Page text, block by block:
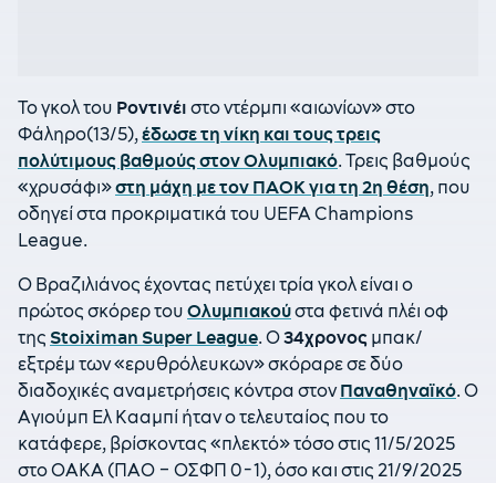
Το γκολ του Ροντινέι στο ντέρμπι «αιωνίων» στο
Φάληρο(13/5),έδωσε τη νίκη και τους τρεις
πολύτιμους βαθμούς στον Ολυμπιακό. Τρεις βαθμούς
«χρυσάφι»στη μάχη με τον ΠΑΟΚ για τη 2η θέση, που
οδηγεί στα προκριματικά του UEFA Champions
League.
Ο Βραζιλιάνος έχοντας πετύχει τρία γκολ είναι ο
πρώτος σκόρερ του Ολυμπιακούστα φετινά πλέι οφ
της Stoiximan Super League. Ο34χρονος μπακ/
εξτρέμ των «ερυθρόλευκων» σκόραρε σε δύο
διαδοχικές αναμετρήσεις κόντρα στονΠαναθηναϊκό. Ο
Αγιούμπ Ελ Κααμπί ήταν ο τελευταίος που το
κατάφερε, βρίσκοντας «πλεκτό» τόσο στις 11/5/2025
στο ΟΑΚΑ (ΠΑΟ – ΟΣΦΠ 0-1), όσο και στις 21/9/2025